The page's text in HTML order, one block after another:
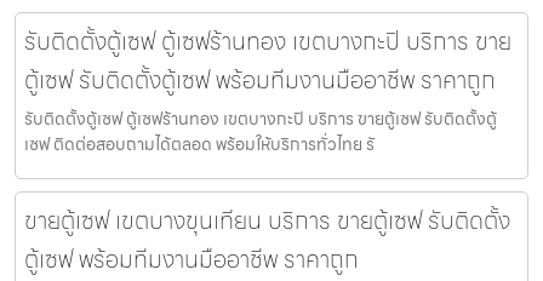
รับติดตั้งตู้เซฟ ตู้เซฟร้านทอง เขตบางกะปิ บริการ ขาย
ตู้เซฟ รับติดตั้งตู้เซฟ พร้อมทีมงานมืออาชีพ ราคาถูก
รับติดตั้งตู้เซฟ ตู้เซฟร้านทอง เขตบางกะปิ บริการ ขายตู้เซฟ รับติดตั้งตู้
เซฟ ติดต่อสอบถามได้ตลอด พร้อมให้บริการทั่วไทย รั
ขายตู้เซฟ เขตบางขุนเทียน บริการ ขายตู้เซฟ รับติดตั้ง
ตู้เซฟ พร้อมทีมงานมืออาชีพ ราคาถูก